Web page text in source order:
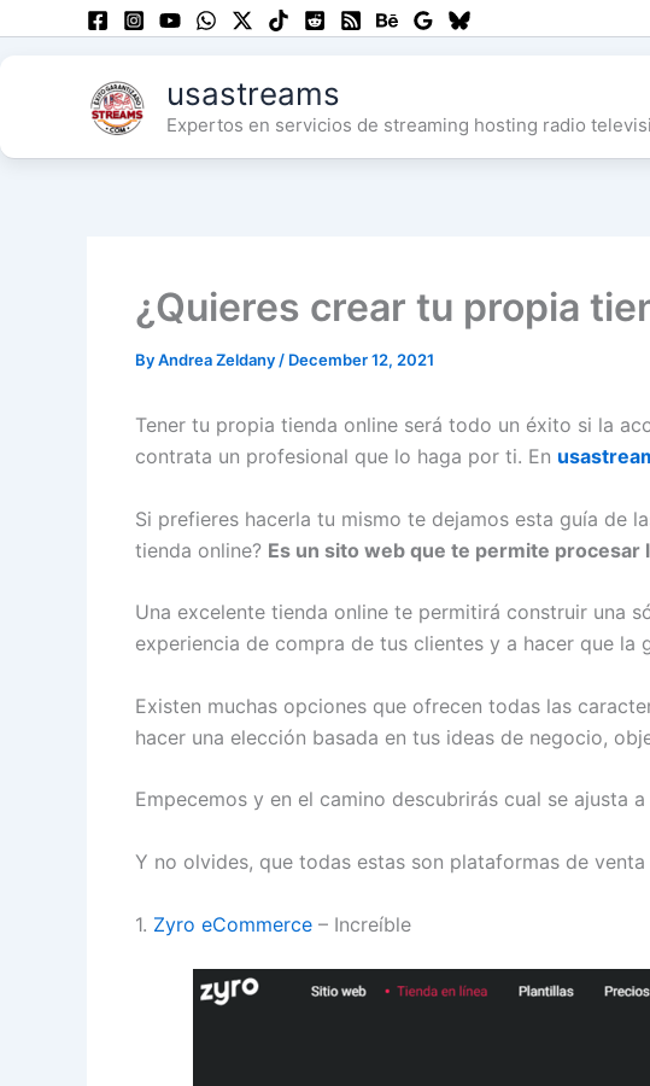
usastreams
Expertos en servicios de streaming hosting radio
¿Quieres crear tu propia
ByAndrea Zeldany / December 12, 2021
Tener tu propia tienda online será todo un éxito si la
contrata un profesional que lo haga por ti. En
Si prefieres hacerla tu mismo te dejamos esta guía de
tienda online? Es un sito web que te permite
Una excelente tienda online te permitirá construir una
experiencia de compra de tus clientes y a hacer que
Existen muchas opciones que ofrecen todas las
hacer una elección basada en tus ideas de negocio,
Empecemos y en el camino descubrirás cual se ajusta
Y no olvides, que todas estas son plataformas de
1. Zyro eCommerce – Increíble